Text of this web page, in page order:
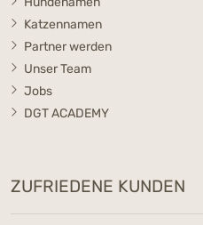
Katzennamen
Partner werden
Unser Team
Jobs
DGT ACADEMY
ZUFRIEDENE KUNDEN